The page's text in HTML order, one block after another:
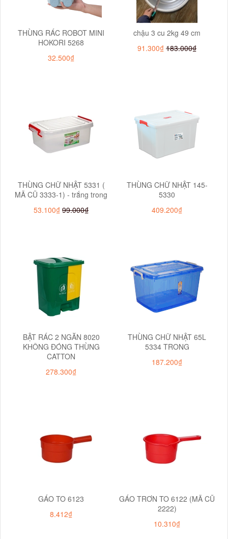
THÙNG RÁC ROBOT MINI
HOKORI 5268
32.500₫
chậu 3 cu 2kg 49 cm
91.300₫ 183.000₫
THÙNG CHỮ NHẬT 5331 (
MÃ CŨ 3333-1) - trắng trong
53.100₫ 99.000₫
THÙNG CHỮ NHẬT 145-
5330
409.200₫
BẬT RÁC 2 NGĂN 8020
KHÔNG ĐÓNG THÙNG
CATTON
278.300₫
THÙNG CHỮ NHẬT 65L
5334 TRONG
187.200₫
GÁO TO 6123
8.412₫
GÁO TRƠN TO 6122 (MÃ CŨ
2222)
10.310₫